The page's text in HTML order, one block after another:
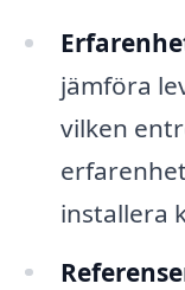
jämföra
vilken
installera